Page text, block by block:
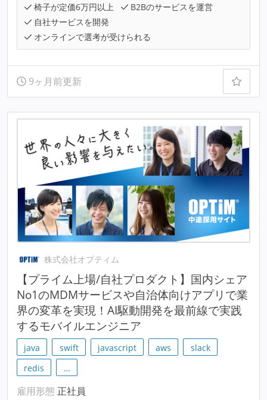
椅子が定価6万円以上
B2Bのサービスを運営
自社サービスを開発
オンラインで選考が受けられる
9ヶ月前更新
株式会社オプティム
【プライム上場/自社プロダクト】国内シェア
No1のMDMサービスや自治体向けアプリで業
界の変革を実現！AI駆動開発を最前線で実践
するモバイルエンジニア
java swift javascript aws
slack
redis
…
雇用形態 正社員